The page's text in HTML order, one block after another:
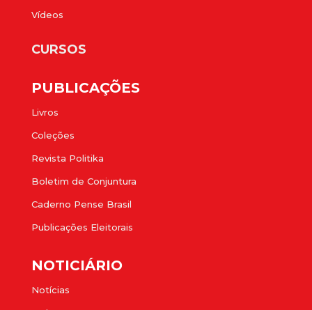
Vídeos
CURSOS
PUBLICAÇÕES
Livros
Coleções
Revista Politika
Boletim de Conjuntura
Caderno Pense Brasil
Publicações Eleitorais
NOTICIÁRIO
Notícias